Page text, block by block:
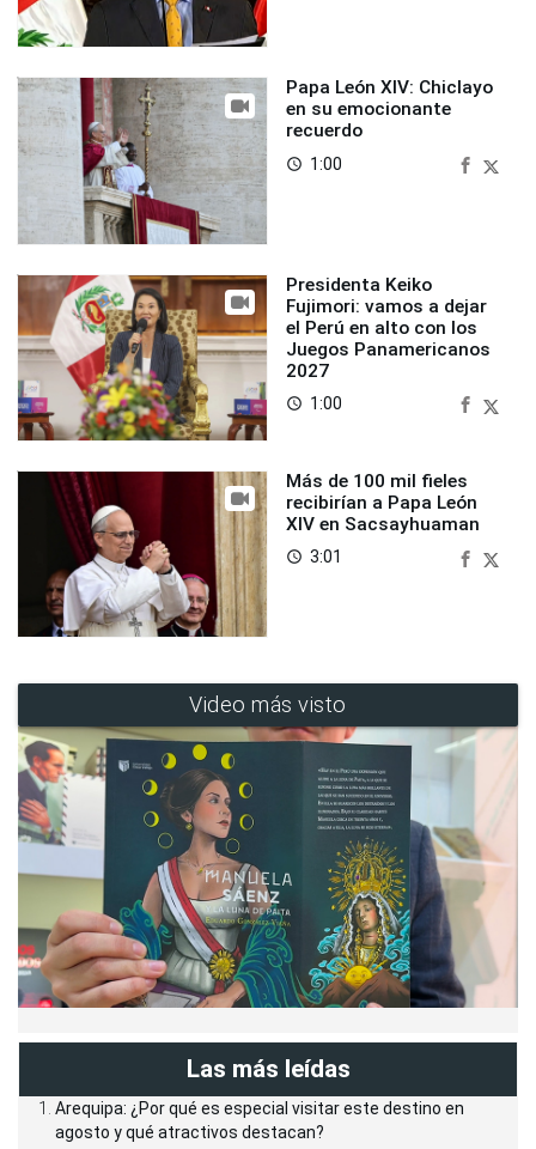
Papa León XIV: Chiclayo
en su emocionante
recuerdo
access_time 1:00
Presidenta Keiko
Fujimori: vamos a dejar
el Perú en alto con los
Juegos Panamericanos
2027
access_time 1:00
Más de 100 mil fieles
recibirían a Papa León
XIV en Sacsayhuaman
access_time 3:01
Video más visto
Las más leídas
Arequipa: ¿Por qué es especial visitar este destino en
agosto y qué atractivos destacan?